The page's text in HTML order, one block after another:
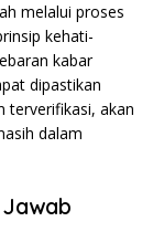
melalui proses
kehati-
kabar
dipastikan
terverifikasi, akan
dalam